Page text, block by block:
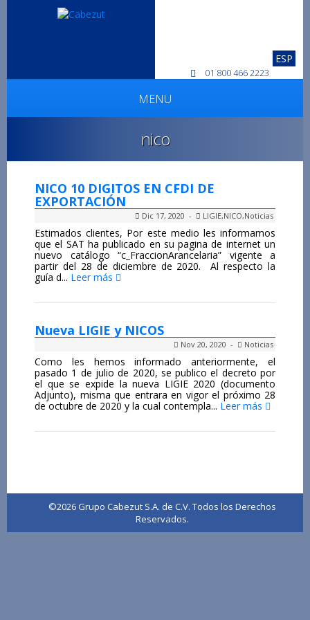
ESP
01 800 466 2223
MENU
nico
NICO 10 DIGITOS EN CFDI DE
EXPORTACIÓN
Dic 17, 2020 - LIGIE,NICO,Noticias
Estimados clientes, Por este medio les informamos
que el SAT ha publicado en su pagina de internet un
nuevo catálogo “c_FraccionArancelaria” vigente a
partir del 28 de diciembre de 2020. Al respecto la
guía d... Leer más
Nueva LIGIE y NICOS
Nov 20, 2020 - Noticias
Como les hemos informado anteriormente, el
pasado 1 de julio de 2020, se publico el decreto por
el que se expide la nueva LIGIE 2020 (documento
Adjunto), misma que entrara en vigor el próximo 28
de octubre de 2020 y la cual contempla... Leer más
©2026 Grupo Cabezut S.A. de C.V. Todos los Derechos
Reservados.